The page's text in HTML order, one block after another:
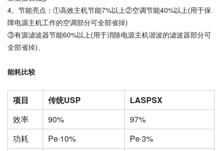
4、节能亮点：①高效主机节能7%以上②空调节能40%以上(用于保
障电源主机工作的空调部分可全部省掉)
③有源滤波器节能60%以上(用于消除电源主机谐波的滤波器部分可
全部省掉)、
能耗比较
项目 传统USP
LASPSX
效率
90%
97%
功耗
Pe·10% Pe·3%